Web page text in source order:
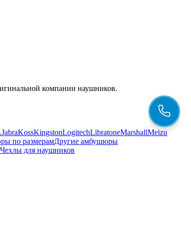
компании наушников.
JabraKossKingstonLogitechLibratoneMarshallMeizu
по размерамДругие амбушюры
Чехлы для наушников